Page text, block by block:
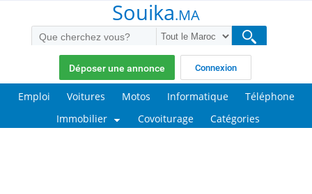
Souika.MA
Déposer une annonce Connexion
Emploi Voitures Motos Informatique
Téléphone
Immobilier
Covoiturage Catégories